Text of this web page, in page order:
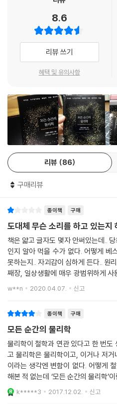
자들은 모두 하루살이 같은 짧은 삶을
파괴되고 있는 셈이지요.” --- p.61
“하이데거의 열혈 추종자들을 포함한
원적인 현실의 모습은 설명할 수 없다
불러일으키는 지식으로 격하했습니다
는 것이 인간의 순간적인 예감이라는
고 태양이 지구의 주위를 돌고 있다고
한 예감, 즉 직관들은 한정된 경험을
에 조금 더 멀리 내다봐야 세상이 겉
수 있습니다.” --- p.104
“지극히 인간적이라고 해서 우리가 자
한 우리의 자연이기 때문이지요. 자연
들과 상관관계를 맺어 서로 영향을 끼
지녔는지는 모르지만, 아마 자연은 우
한한 우주 공간에 존재하고 있을 것입
이 존재하는데, 변두리 구석에 위치한
엇인가 특별한 것이 있을 거라는 생각
삶은 그저 우주에서 일어날 수 있는
에 지나지 않습니다. 그러니 우리의
를 바 없는 것입니다.”
--- p.128
만 생각하고 낸 책이 이처럼 빠르게
하지 못한 수준의 판매고였다.
그러나 ‘2,000부를 기대했다’는 저자
는 세계적으로 꽤나 알려진 물리학자
우주 미스터리를 푸는 과정에서 중요
그는 또한 대중을 위한 물리학 강연에
한 물리학 강연의 일환인 셈이다.
“쉽다, 아름답다, 명쾌하다!”
세계적인 물리학자 카를로 로벨리,
광대한 우주, 그리고 매 순간을 살아가
≪모든 순간의 물리학≫은 저자가 서
포함한)의 가장 두드러진 특징과, 이
그리고 그 신비를 간략히 살펴보고 있
기 물리학의 혁명을 일으킨 핵심 이론
신한 아이디어들까지 매우 간결하게
로이 이해하도록 하고 있다. 여러 가
반합의 변증법적인 변화 과정처럼 우
이론들이 탄생하고 상호 영향을 주고
‘시간의 흐름은 무엇일까?’와 같은 의
됩니다.
이러한 문제는 고전 물리학에서 이미
지는 철학자들의 주목을 받았지만, 현
가 됐습니다. 물리학은 사물이 ‘시간
해주는 공식들을 가지고 이 세상을 설
한편 우리는 사물이 ‘위치 변수’에 따
8.6
리뷰 쓰기
혜택 및 유의사항
2
리뷰 86
구매리뷰
종이책 구매
도대체 무슨 소리를 하고 있는지
책은 얇고 글자도 몇자 안써있는데..
인지 알아 먹을 수가 없다. 어떻게 베스트 셀러가 되었는지... 나만 이해를
못하는지.. 자괴감이 심하게 든다.. 원
째장, 일상생활에 매우 광범위하게 사용하고
w**n 2020.04.07. 신고
종이책 구매
모든 순간의 물리학
물리학이 철학과 연관 있다고 한 번도
고 물리학은 물리학이고, 이거나 저
이라는 생각엔 변함이 없다. 어떻게
해본 적 없는데 ‘모든 순간의 물리학’
이 되거나 이론이 되는 건 아니란 생각이 들었다. 내가 태어나기 전, 아주
오랜 시간
k*****3 2017.12.02. 신고